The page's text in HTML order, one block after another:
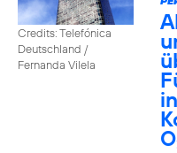
Credits: Telefónica
Deutschland /
Fernanda Vilela
O